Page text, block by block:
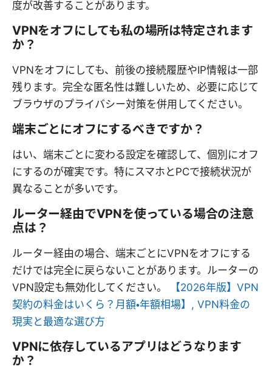
度が改善することがあります。
VPNをオフにしても私の場所は特定されます
か？
VPNをオフにしても、前後の接続履歴やIP情報は一部
残ります。完全な匿名性は難しいため、必要に応じて
ブラウザのプライバシー対策を併用してください。
端末ごとにオフにするべきですか？
はい、端末ごとに変わる設定を確認して、個別にオフ
にするのが確実です。特にスマホとPCで接続状況が
異なることが多いです。
ルーター経由でVPNを使っている場合の注意
点は？
ルーター経由の場合、端末ごとにVPNをオフにする
だけでは完全に戻らないことがあります。ルーターの
VPN設定も無効化してください。
【2026年版】VPN
契約の料金はいくら？月額・年額相場】, VPN料金の
現実と最適な選び方
VPNに依存しているアプリはどうなります
か？